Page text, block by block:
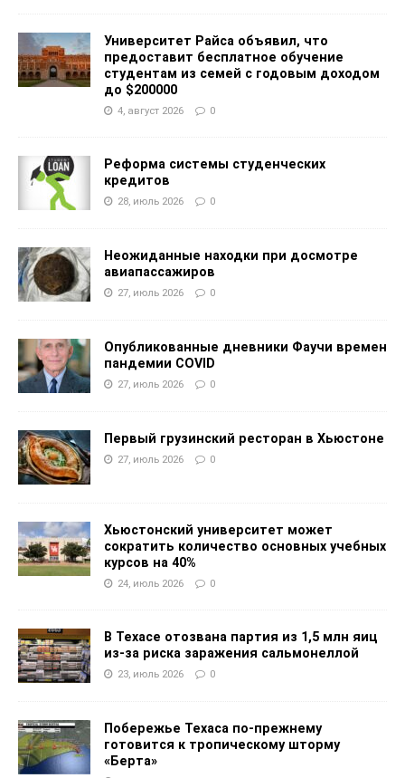
Университет Райса объявил, что
предоставит бесплатное обучение
студентам из семей с годовым доходом
до $200000
4, август 2026 0
Реформа системы студенческих
кредитов
28, июль 2026 0
Неожиданные находки при досмотре
авиапассажиров
27, июль 2026 0
Опубликованные дневники Фаучи времен
пандемии COVID
27, июль 2026 0
Первый грузинский ресторан в Хьюстоне
27, июль 2026 0
Хьюстонский университет может
сократить количество основных учебных
курсов на 40%
24, июль 2026 0
В Техасе отозвана партия из 1,5 млн яиц
из-за риска заражения сальмонеллой
23, июль 2026 0
Побережье Техаса по-прежнему
готовится к тропическому шторму
«Берта»